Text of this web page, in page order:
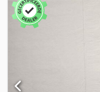
Aflof